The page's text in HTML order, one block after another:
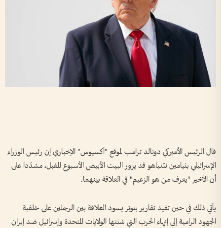
قال الرئيس الأميركي دونالد ترامب لموقع "أكسيوس" الإخباري إن رئيس الوزراء
الإسرائيلي بنيامين نتنياهو قد يزور البيت الأبيض الأسبوع المقبل، مشدّدا على
أن الأخير "يعرف من هو الزعيم" في العلاقة بينهما.
يأتي ذلك في حين تفيد تقارير بتوتر يسود العلاقة بين الرجلين على خلفية
الجهود الرامية إلى إنهاء الحرب التي شنتها الولايات المتحدة وإسرائيل ضد إيران